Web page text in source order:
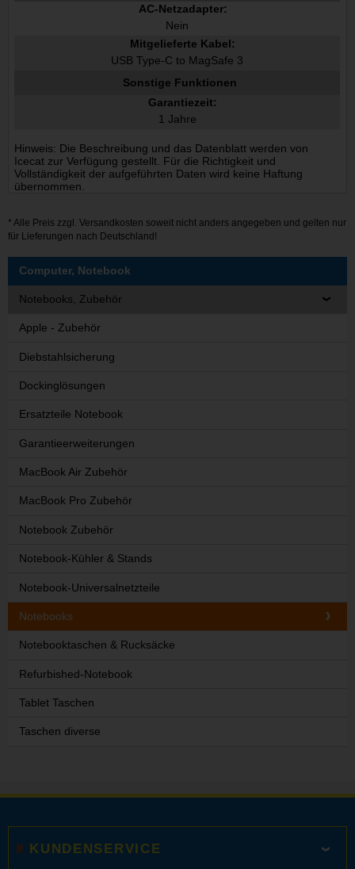
AC-Netzadapter:
Nein
Mitgelieferte Kabel:
USB Type-C to MagSafe 3
Sonstige Funktionen
Garantiezeit:
1 Jahre
Hinweis: Die Beschreibung und das Datenblatt werden von
Icecat zur Verfügung gestellt. Für die Richtigkeit und
Vollständigkeit der aufgeführten Daten wird keine Haftung
übernommen.
* Alle Preis zzgl. Versandkosten soweit nicht anders angegeben und gelten nur
für Lieferungen nach Deutschland!
Computer, Notebook
Notebooks, Zubehör
Apple - Zubehör
Diebstahlsicherung
Dockinglösungen
Ersatzteile Notebook
Garantieerweiterungen
MacBook Air Zubehör
MacBook Pro Zubehör
Notebook Zubehör
Notebook-Kühler & Stands
Notebook-Universalnetzteile
Notebooks
Notebooktaschen & Rucksäcke
Refurbished-Notebook
Tablet Taschen
Taschen diverse
KUNDENSERVICE